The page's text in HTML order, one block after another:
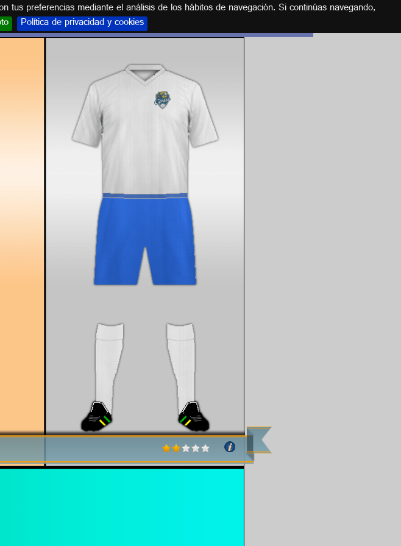
preferencias mediante el análisis de los hábitos de navegación. Si continúas navegando,
Política de privacidad y cookies
FC SOCHI